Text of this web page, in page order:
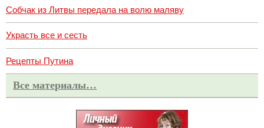
Собчак из Литвы передала на волю маляву
Украсть все и сесть
Рецепты Путина
Все материалы…